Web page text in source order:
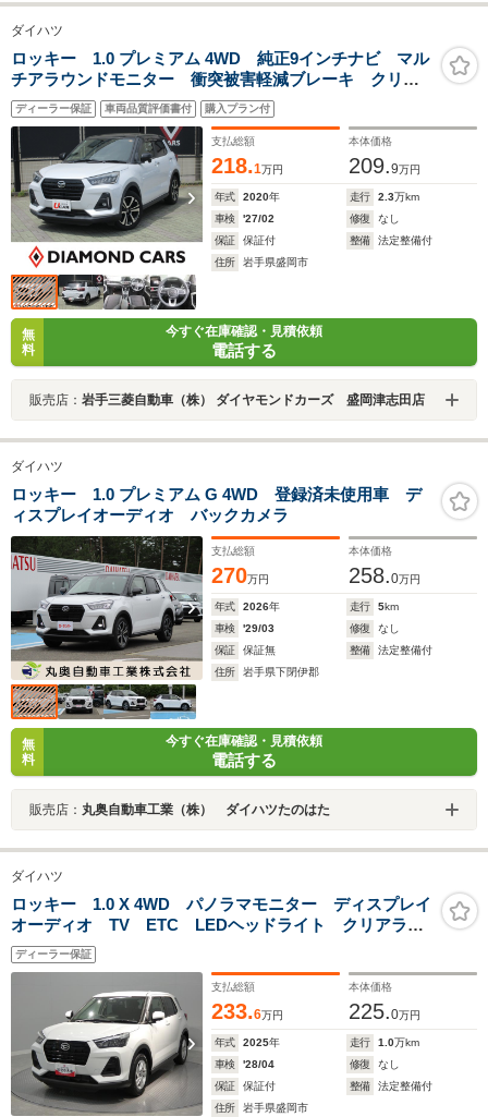
ダイハツ
ロッキー 1.0 プレミアム 4WD 純正9インチナビ マル
チアラウンドモニター 衝突被害軽減ブレーキ クリア
ランスソナー 車線逸脱警報システム 車線逸脱支援シ
ステム 先行車発進通知 ドライブレコーダー ワイパ
ーデアイサー
ディーラー保証 車両品質評価書付 購入プラン付
支払総額
218.1万円
本体価格
209.9万円
年式 2020年 走行 2.3万km
車検
'27/02 修復
なし
保証
保証付 整備
法定整備付
住所
岩手県盛岡市
無
料
今すぐ在庫確認・見積依頼
電話する
販売店： 岩手三菱自動車（株） ダイヤモンドカーズ 盛岡津志田店
ダイハツ
ロッキー 1.0 プレミアム G 4WD 登録済未使用車 デ
ィスプレイオーディオ バックカメラ
支払総額
270万円
本体価格
258.0万円
年式 2026年 走行 5km
車検
'29/03 修復
なし
保証
保証無 整備
法定整備付
住所
岩手県下閉伊郡
無
料
今すぐ在庫確認・見積依頼
電話する
販売店： 丸奥自動車工業（株） ダイハツたのはた
ダイハツ
ロッキー 1.0 X 4WD パノラマモニター ディスプレイ
オーディオ TV ETC LEDヘッドライト クリアラン
スソナー
ディーラー保証
支払総額
233.6万円
本体価格
225.0万円
年式 2025年 走行 1.0万km
車検
'28/04 修復
なし
保証
保証付 整備
法定整備付
住所
岩手県盛岡市